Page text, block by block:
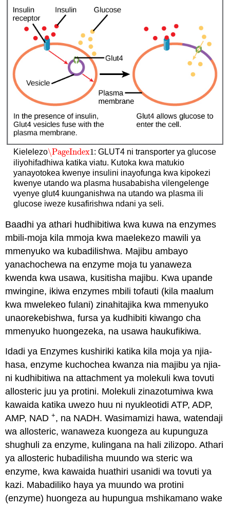
Kielelezo\PageIndex1
\PageIndex1: GLUT4 ni transporter ya glucose
iliyohifadhiwa katika viatu. Kutoka kwa matukio
yanayotokea kwenye insulini inayofunga kwa kipokezi
kwenye utando wa plasma husababisha vilengelenge
vyenye glut4 kuunganishwa na utando wa plasma ili
glucose iweze kusafirishwa ndani ya seli.
Baadhi ya athari hudhibitiwa kwa kuwa na enzymes
mbili-moja kila mmoja kwa maelekezo mawili ya
mmenyuko wa kubadilishwa. Majibu ambayo
yanachochewa na enzyme moja tu yanaweza
kwenda kwa usawa, kusitisha majibu. Kwa upande
mwingine, ikiwa enzymes mbili tofauti (kila maalum
kwa mwelekeo fulani) zinahitajika kwa mmenyuko
unaorekebishwa, fursa ya kudhibiti kiwango cha
mmenyuko huongezeka, na usawa haukufikiwa.
Idadi ya Enzymes kushiriki katika kila moja ya njia-
hasa, enzyme kuchochea kwanza nia majibu ya njia-
ni kudhibitiwa na attachment ya molekuli kwa tovuti
allosteric juu ya protini. Molekuli zinazotumiwa kwa
kawaida katika uwezo huu ni nyukleotidi ATP, ADP,
AMP, NAD+, na NADH. Wasimamizi hawa, watendaji
wa allosteric, wanaweza kuongeza au kupunguza
shughuli za enzyme, kulingana na hali zilizopo. Athari
ya allosteric hubadilisha muundo wa steric wa
enzyme, kwa kawaida huathiri usanidi wa tovuti ya
kazi. Mabadiliko haya ya muundo wa protini
(enzyme) huongeza au hupungua mshikamano wake